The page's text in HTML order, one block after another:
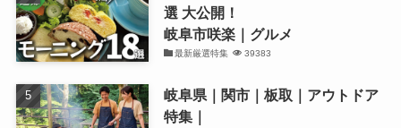
選 大公開！
岐阜市咲楽｜グルメ
最新厳選特集 39383
岐阜県｜関市｜板取｜アウトドア
特集｜